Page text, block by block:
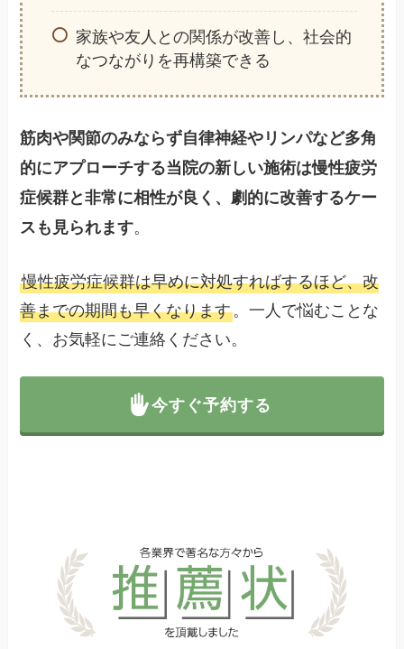
家族や友人との関係が改善し、社会的
なつながりを再構築できる
筋肉や関節のみならず自律神経やリンパなど多角
的にアプローチする当院の新しい施術は慢性疲労
症候群と非常に相性が良く、劇的に改善するケー
スも見られます。
慢性疲労症候群は早めに対処すればするほど、改
善までの期間も早くなります。一人で悩むことな
く、お気軽にご連絡ください。
今すぐ予約する